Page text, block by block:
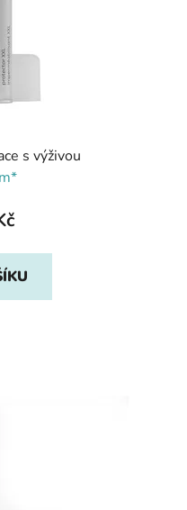
s výživou